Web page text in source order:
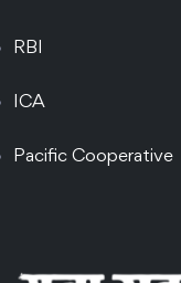
RBI
ICA
Pacific Cooperative